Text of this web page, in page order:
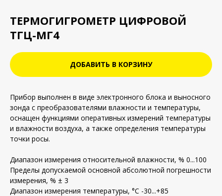
ТЕРМОГИГРОМЕТР ЦИФРОВОЙ
ТГЦ-МГ4
ДОБАВИТЬ В КОРЗИНУ
Прибор выполнен в виде электронного блока и выносного
зонда с преобразователями влажности и температуры,
оснащен функциями оперативных измерений температуры
и влажности воздуха, а также определения температуры
точки росы.
Диапазон измерения относительной влажности, % 0...100
Пределы допускаемой основной абсолютной погрешности
измерения, % ± 3
Диапазон измерения температуры, °С -30...+85